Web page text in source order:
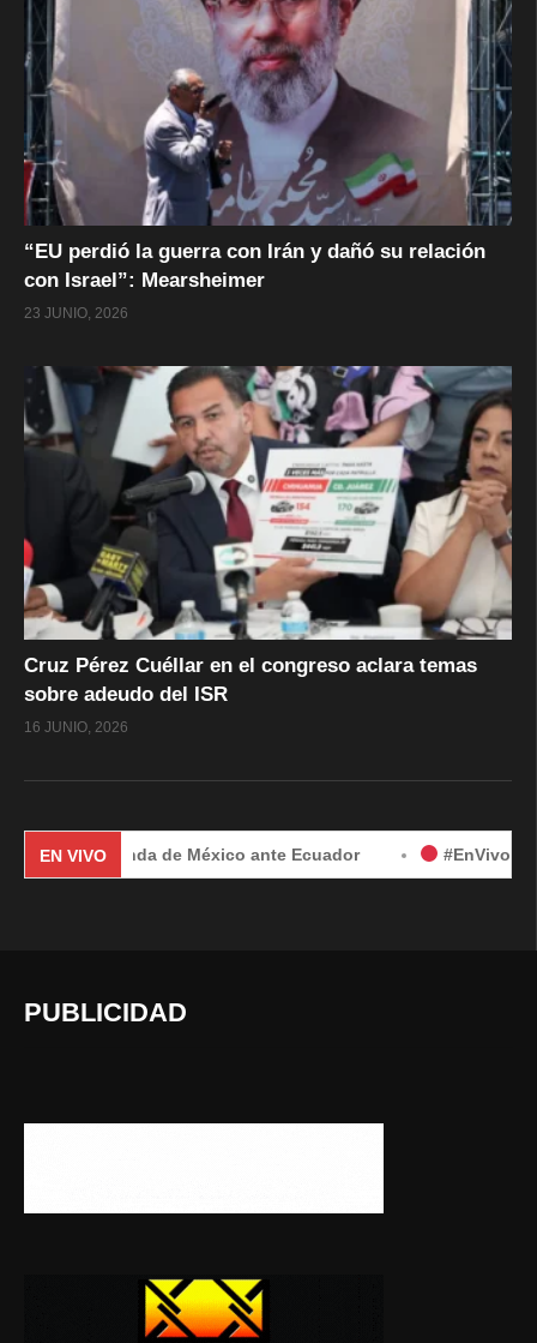
“EU perdió la guerra con Irán y dañó su relación
con Israel”: Mearsheimer
23 JUNIO, 2026
Cruz Pérez Cuéllar en el congreso aclara temas
sobre adeudo del ISR
16 JUNIO, 2026
EN VIVOde México ante Ecuador #EnVivo | Demanda
PUBLICIDAD